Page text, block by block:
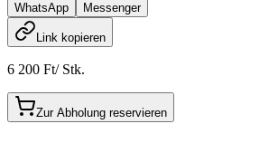
WhatsApp Messenger
Link kopieren
6 200 Ft/ Stk.
Zur Abholung reservieren